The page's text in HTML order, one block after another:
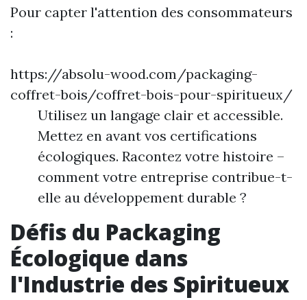
Pour capter l'attention des consommateurs
:
https://absolu-wood.com/packaging-
coffret-bois/coffret-bois-pour-spiritueux/
Utilisez un langage clair et accessible.
Mettez en avant vos certifications
écologiques. Racontez votre histoire –
comment votre entreprise contribue-t-
elle au développement durable ?
Défis du Packaging
Écologique dans
l'Industrie des Spiritueux